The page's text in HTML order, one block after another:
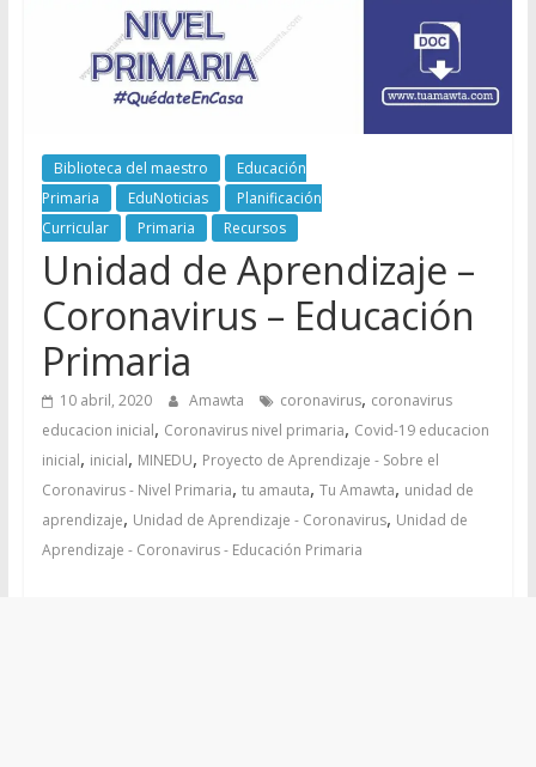
Biblioteca del maestro
Educación
Primaria
EduNoticias
Planificación
Curricular
Primaria Recursos
Unidad de Aprendizaje –
Coronavirus – Educación
Primaria
10 abril, 2020 Amawta coronavirus, coronavirus
educacion inicial, Coronavirus nivel primaria, Covid-19 educacion
inicial, inicial, MINEDU, Proyecto de Aprendizaje - Sobre el
Coronavirus - Nivel Primaria, tu amauta, Tu Amawta, unidad de
aprendizaje, Unidad de Aprendizaje - Coronavirus, Unidad de
Aprendizaje - Coronavirus - Educación Primaria